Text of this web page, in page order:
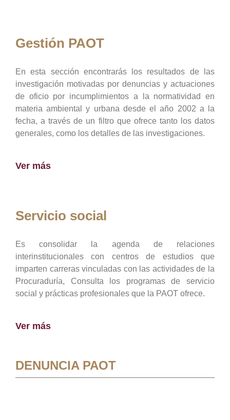
Gestión PAOT
En esta sección encontrarás los resultados de las
investigación motivadas por denuncias y actuaciones
de oficio por incumplimientos a la normatividad en
materia ambiental y urbana desde el año 2002 a la
fecha, a través de un filtro que ofrece tanto los datos
generales, como los detalles de las investigaciones.
Ver más
Servicio social
Es consolidar la agenda de relaciones
interinstitucionales con centros de estudios que
imparten carreras vinculadas con las actividades de la
Procuraduría, Consulta los programas de servicio
social y prácticas profesionales que la PAOT ofrece.
Ver más
DENUNCIA PAOT